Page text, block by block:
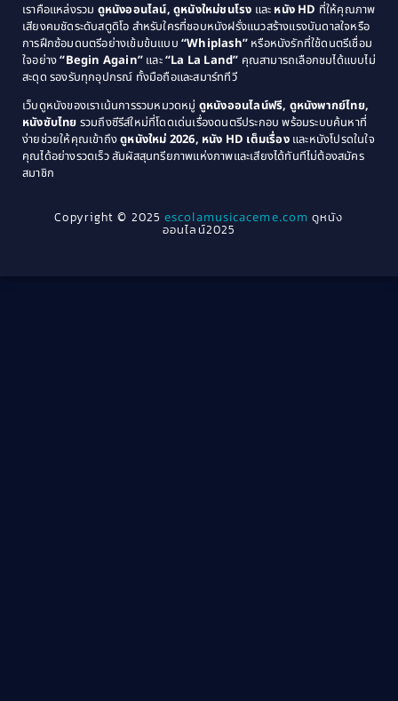
Coming of Age ก้าวพ้นวัย(1)
Coming-of-Age(3)
Community(1)
Crime อาชญากรรม(289)
Cult Film(4)
1979
1978
1976
1975
1974
1971
1970
1969
1968
1964
1963
1940
เราคือแหล่งรวม ดูหนังออนไลน์, ดูหนังใหม่ชนโรง และ หนัง HD ที่ให้คุณภาพ
เสียงคมชัดระดับสตูดิโอ สำหรับใครที่ชอบหนังฝรั่งแนวสร้างแรงบันดาลใจหรือ
การฝึกซ้อมดนตรีอย่างเข้มข้นแบบ “Whiplash” หรือหนังรักที่ใช้ดนตรีเชื่อม
ใจอย่าง“Begin Again” และ“La La Land” คุณสามารถเลือกชมได้แบบไม่
สะดุด รองรับทุกอุปกรณ์ ทั้งมือถือและสมาร์ททีวี
เว็บดูหนังของเราเน้นการรวมหมวดหมู่ ดูหนังออนไลน์ฟรี, ดูหนังพากย์ไทย,
หนังซับไทย รวมถึงซีรีส์ใหม่ที่โดดเด่นเรื่องดนตรีประกอบ พร้อมระบบค้นหาที่
ง่ายช่วยให้คุณเข้าถึงดูหนังใหม่ 2026, หนัง HD เต็มเรื่องและหนังโปรดในใจ
คุณได้อย่างรวดเร็ว สัมผัสสุนทรียภาพแห่งภาพและเสียงได้ทันทีไม่ต้องสมัคร
สมาชิก
Copyright © 2025escolamusicaceme.com ดูหนัง
ออนไลน์2025